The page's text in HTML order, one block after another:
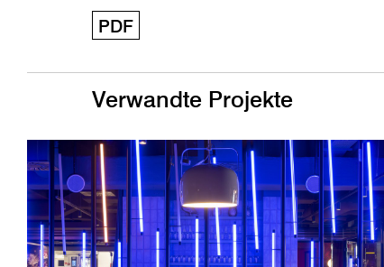
PDF
Verwandte Projekte